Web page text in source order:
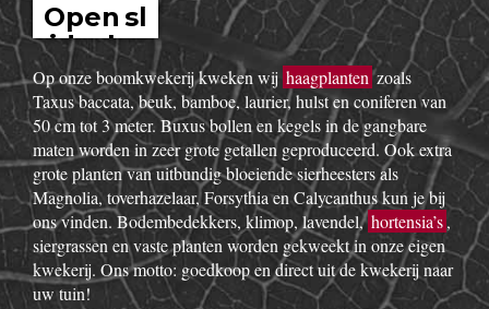
Open sl
idesho
w
Op onze boomkwekerij kweken wij haagplantenzoals
Taxus baccata, beuk, bamboe, laurier, hulst en coniferen van
50 cm tot 3 meter. Buxus bollen en kegels in de gangbare
maten worden in zeer grote getallen geproduceerd. Ook extra
grote planten van uitbundig bloeiende sierheesters als
Magnolia, toverhazelaar, Forsythia en Calycanthus kun je bij
ons vinden. Bodembedekkers, klimop, lavendel,hortensia’s,
siergrassen en vaste planten worden gekweekt in onze eigen
kwekerij. Ons motto: goedkoop en direct uit de kwekerij naar
uw tuin!